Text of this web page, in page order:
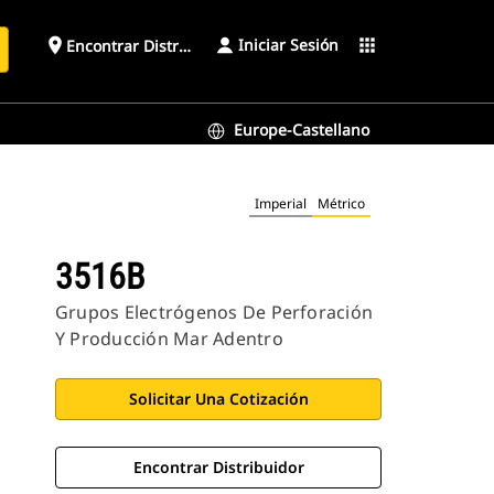
place Encontrar Distribuidor Iniciar Sesión apps
Europe-Castellano
Imperial Métrico
3516B
Grupos Electrógenos De Perforación
Y Producción Mar Adentro
Solicitar Una Cotización
Encontrar Distribuidor